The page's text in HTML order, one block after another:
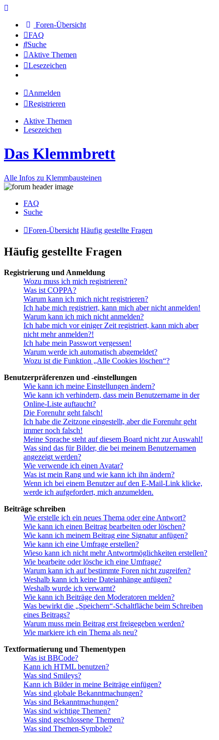
Foren-Übersicht
FAQ
Suche
Aktive Themen
Lesezeichen
Anmelden
Registrieren
Aktive Themen
Lesezeichen
Das Klemmbrett
Alle Infos zu Klemmbausteinen
FAQ
Suche
Foren-Übersicht Häufig gestellte Fragen
Häufig gestellte Fragen
Registrierung und Anmeldung
Wozu muss ich mich registrieren?
Was ist COPPA?
Warum kann ich mich nicht registrieren?
Ich habe mich registriert, kann mich aber nicht anmelden!
Warum kann ich mich nicht anmelden?
Ich habe mich vor einiger Zeit registriert, kann mich aber
nicht mehr anmelden?!
Ich habe mein Passwort vergessen!
Warum werde ich automatisch abgemeldet?
Wozu ist die Funktion „Alle Cookies löschen“?
Benutzerpräferenzen und -einstellungen
Wie kann ich meine Einstellungen ändern?
Wie kann ich verhindern, dass mein Benutzername in der
Online-Liste auftaucht?
Die Forenuhr geht falsch!
Ich habe die Zeitzone eingestellt, aber die Forenuhr geht
immer noch falsch!
Meine Sprache steht auf diesem Board nicht zur Auswahl!
Was sind das für Bilder, die bei meinem Benutzernamen
angezeigt werden?
Wie verwende ich einen Avatar?
Was ist mein Rang und wie kann ich ihn ändern?
Wenn ich bei einem Benutzer auf den E-Mail-Link klicke,
werde ich aufgefordert, mich anzumelden.
Beiträge schreiben
Wie erstelle ich ein neues Thema oder eine Antwort?
Wie kann ich einen Beitrag bearbeiten oder löschen?
Wie kann ich meinem Beitrag eine Signatur anfügen?
Wie kann ich eine Umfrage erstellen?
Wieso kann ich nicht mehr Antwortmöglichkeiten erstellen?
Wie bearbeite oder lösche ich eine Umfrage?
Warum kann ich auf bestimmte Foren nicht zugreifen?
Weshalb kann ich keine Dateianhänge anfügen?
Weshalb wurde ich verwarnt?
Wie kann ich Beiträge den Moderatoren melden?
Was bewirkt die „Speichern“-Schaltfläche beim Schreiben
eines Beitrags?
Warum muss mein Beitrag erst freigegeben werden?
Wie markiere ich ein Thema als neu?
Textformatierung und Thementypen
Was ist BBCode?
Kann ich HTML benutzen?
Was sind Smileys?
Kann ich Bilder in meine Beiträge einfügen?
Was sind globale Bekanntmachungen?
Was sind Bekanntmachungen?
Was sind wichtige Themen?
Was sind geschlossene Themen?
Was sind Themen-Symbole?